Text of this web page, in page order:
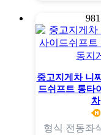
중고지게차 니
드쉬프트 통타
차
형식 전동좌